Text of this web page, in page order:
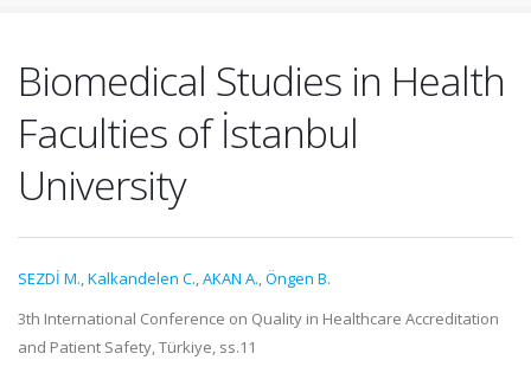
Biomedical Studies in Health
Faculties of İstanbul
University
SEZDİ M.,Kalkandelen C.,AKAN A.,Öngen B.
3th International Conference on Quality in Healthcare Accreditation
and Patient Safety, Türkiye, ss.11